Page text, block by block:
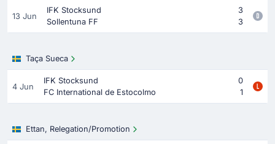
13 Jun
IFK Stocksund
3
Sollentuna FF
3
Taça Sueca
4 Jun
IFK Stocksund
0
FC International de Estocolmo
1
Ettan, Relegation/Promotion